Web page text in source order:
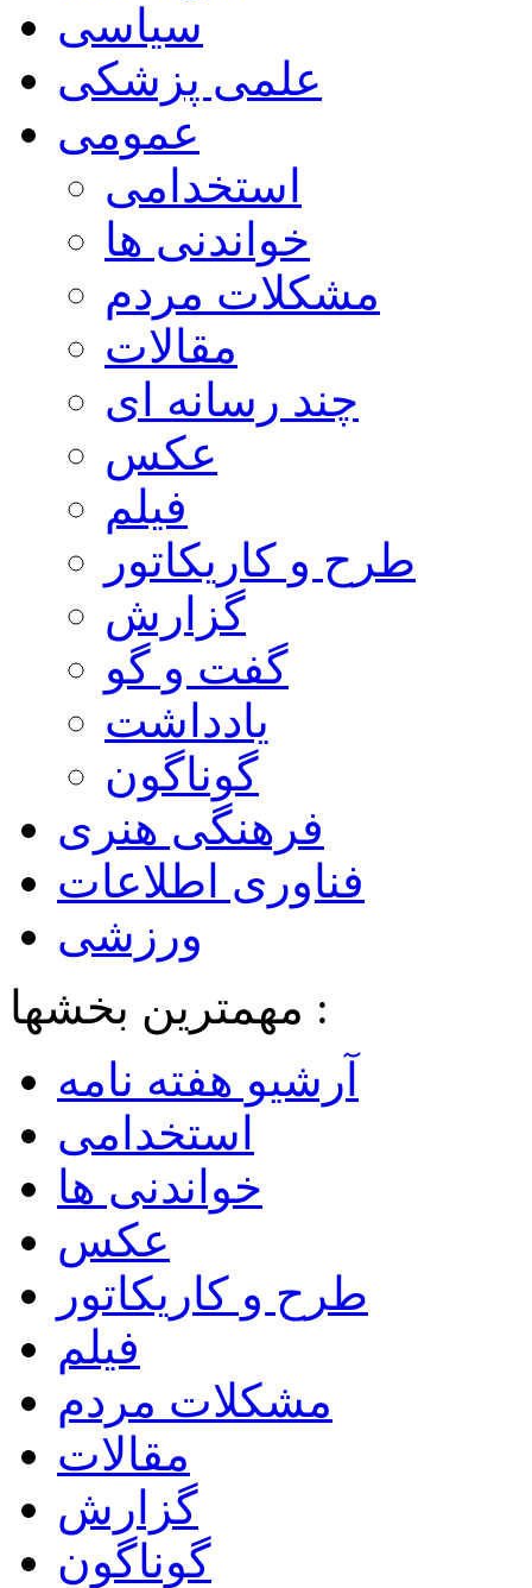
سیاسی
علمی پزشکی
عمومی
استخدامی
خواندنی ها
مشکلات مردم
مقالات
چند رسانه ای
عکس
فیلم
طرح و کاریکاتور
گزارش
گفت و گو
یادداشت
گوناگون
فرهنگی هنری
فناوری اطلاعات
ورزشی
مهمترین بخشها :
آرشیو هفته نامه
استخدامی
خواندنی ها
عکس
طرح و کاریکاتور
فیلم
مشکلات مردم
مقالات
گزارش
گوناگون